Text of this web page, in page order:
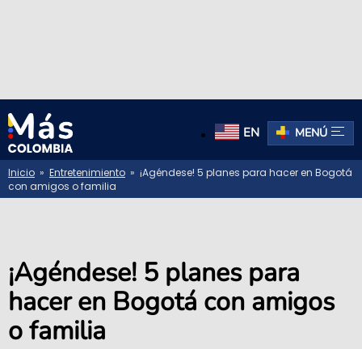
EN MENÚ
Inicio » Entretenimiento » ¡Agéndese! 5 planes para hacer en Bogotá
con amigos o familia
¡Agéndese! 5 planes para
hacer en Bogotá con amigos
o familia